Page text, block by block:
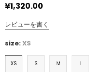
¥1,320.00
レビューを書く
size:XS
XS S M L